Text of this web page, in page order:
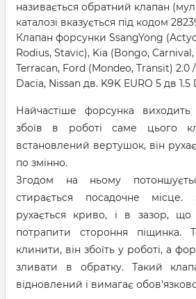
називається обратний клапан
каталозі вказується під кодом
Клапан форсунки SsangYong
Rodius, Stavic), Kia (Bongo,
Terracan, Ford (Mondeo, Transit) 2.0
Dacia, Nissan дв. K9K EURO 5 дв 1.5
Найчастіше форсунка
збоїв в роботі саме цього
встановлений вертушок, він
по змінно.
Згодом на ньому
стирається посадочне
рухається криво, і в зазор,
потрапити стороння піщинка.
клинити, він збоїть у роботі, а
зливати в обратку. Такий
відновлений і вимагає